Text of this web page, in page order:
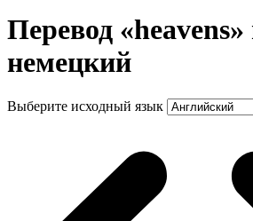
Перевод «heavens»
немецкий
Выберите исходный язык